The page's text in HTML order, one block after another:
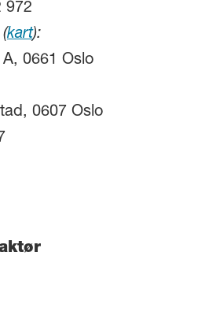
972
kart):
0661 Oslo
0607 Oslo